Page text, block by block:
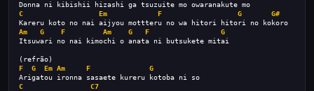
Donna ni kibishii hizashi ga tsuzuite mo owaranakute mo
C
Em F G
G#
Kareru koto no nai aijyou mottteru no wa hitori hitori no kokoro
Am
G F Am G F
G
Itsuwari no nai kimochi o anata ni butsukete mitai
(refrão)
F
G Em Am F
G
Arigatou ironna sasaete kureru kotoba ni so
C
C7